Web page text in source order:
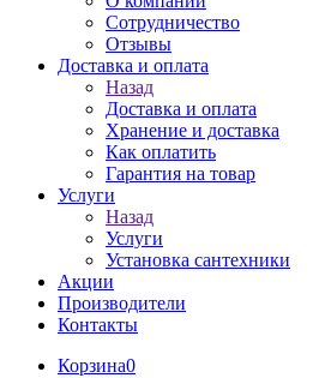
Сотрудничество
Отзывы
Доставка и оплата
Назад
Доставка и оплата
Хранение и доставка
Как оплатить
Гарантия на товар
Услуги
Назад
Услуги
Установка сантехники
Акции
Производители
Контакты
Корзина0